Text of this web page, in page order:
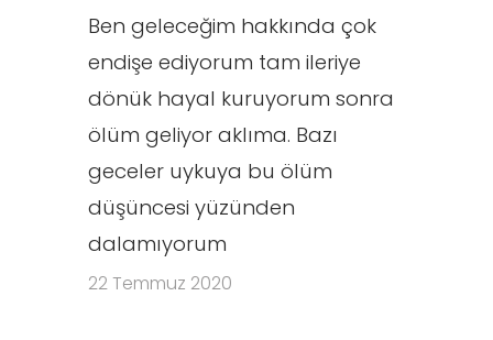
Ben geleceğim hakkında çok
endişe ediyorum tam ileriye
dönük hayal kuruyorum sonra
ölüm geliyor aklıma. Bazı
geceler uykuya bu ölüm
düşüncesi yüzünden
dalamıyorum
22 Temmuz 2020